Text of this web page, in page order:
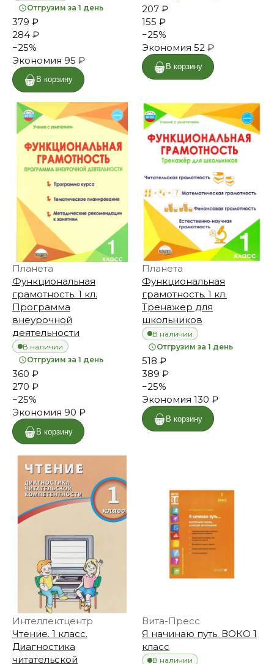
Отгрузим за 1 день
379 ₽
284 ₽
−25%
Экономия 95 ₽
В корзину
207 ₽
155 ₽
−25%
Экономия 52 ₽
В корзину
Планета
Функциональная
грамотность. 1 кл.
Программа
внеурочной
деятельности
В наличии
Отгрузим за 1 день
360 ₽
270 ₽
−25%
Экономия 90 ₽
В корзину
Планета
Функциональная
грамотность. 1 кл.
Тренажер для
школьников
В наличии
Отгрузим за 1 день
518 ₽
389 ₽
−25%
Экономия 130 ₽
В корзину
Интеллектцентр
Чтение. 1 класс.
Диагностика
читательской
Вита-Пресс
Я начинаю путь. ВОКО 1
класс
В наличии